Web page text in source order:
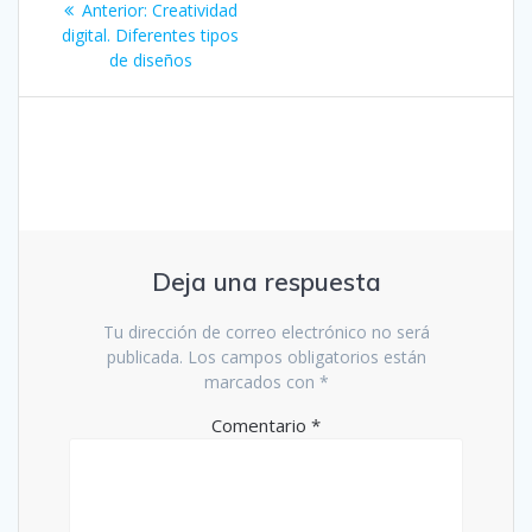
de
entradas
Anterior: Entrada
anterior:
Creatividad
digital. Diferentes tipos
de diseños
Deja una respuesta
Tu dirección de correo electrónico no será
publicada. Los campos obligatorios están
marcados con *
Comentario *